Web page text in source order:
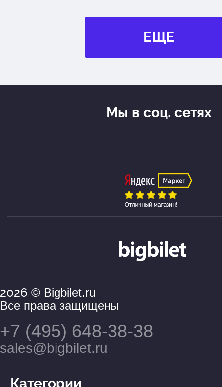
ЕЩЕ
2026 © Bigbilet.ru
Все права защищены
+7 (495) 648-38-38
sales@bigbilet.ru
Категории
Мы в соц. сетях